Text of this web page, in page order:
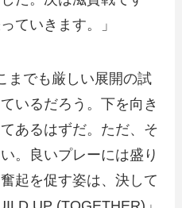
ていきます。」
までも厳しい展開の試
いるだろう。下を向き
あるはずだ。ただ、そ
。良いプレーには盛り
起を促す姿は、決して